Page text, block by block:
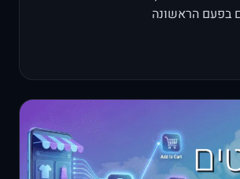
בפעם הראשונה